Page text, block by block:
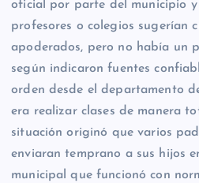
oficial por parte del municipio y
profesores o colegios sugerían
apoderados, pero no había un
según indicaron fuentes
orden desde el departamento
era realizar clases de manera
situación originó que varios
enviaran temprano a sus hijos
municipal que funcionó con